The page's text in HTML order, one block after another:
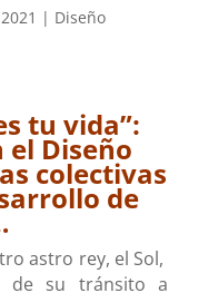
| Diseño
tu vida”:
el Diseño
colectivas
de
astro rey, el Sol,
de su tránsito a